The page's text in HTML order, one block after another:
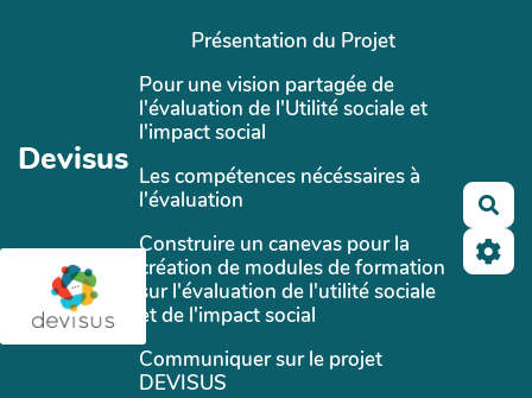
Aller au contenu principal
Devisus
Présentation du Projet
Pour une vision partagée de
l'évaluation de l'Utilité sociale et
l'impact social
Les compétences nécéssaires à
l'évaluation
Construire un canevas pour la
création de modules de formation
sur l'évaluation de l'utilité sociale
et de l'impact social
Communiquer sur le projet
DEVISUS